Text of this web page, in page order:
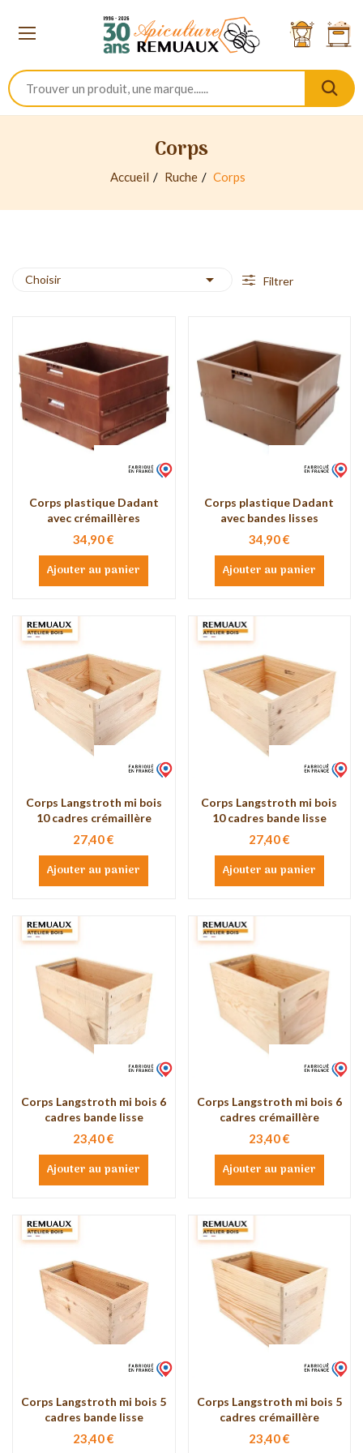
Corps
Accueil Ruche Corps
Choisir  Filtrer
Corps plastique Dadant
avec crémaillères
34,90 €
Ajouter au panier
Corps plastique Dadant
avec bandes lisses
34,90 €
Ajouter au panier
Corps Langstroth mi bois
10 cadres crémaillère
27,40 €
Ajouter au panier
Corps Langstroth mi bois
10 cadres bande lisse
27,40 €
Ajouter au panier
Corps Langstroth mi bois 6
cadres bande lisse
23,40 €
Ajouter au panier
Corps Langstroth mi bois 6
cadres crémaillère
23,40 €
Ajouter au panier
Corps Langstroth mi bois 5
cadres bande lisse
23,40 €
Corps Langstroth mi bois 5
cadres crémaillère
23,40 €